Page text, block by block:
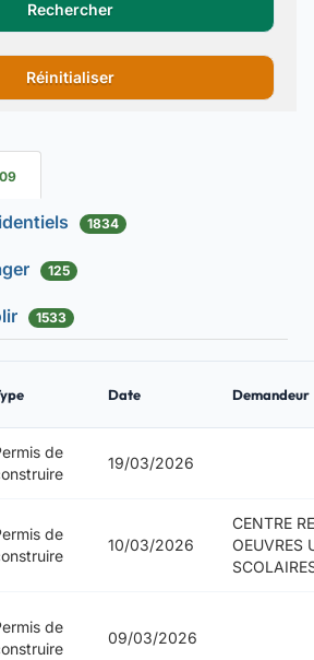
Rechercher
Réinitialiser
1834
125
1533
Date Demandeur
de
19/03/2026
de
10/03/2026
CENTRE
OEUVRES
de
09/03/2026